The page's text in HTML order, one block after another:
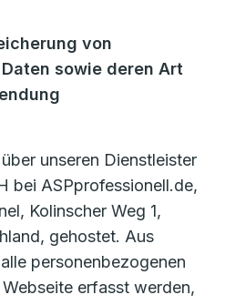
von
sowie deren Art
unseren Dienstleister
bei ASPprofessionell.de,
Kolinscher Weg 1,
gehostet. Aus
personenbezogenen
erfasst werden,